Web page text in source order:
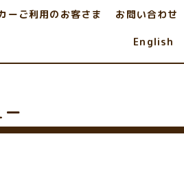
ーご利用のお客さま お問い合わせ
English